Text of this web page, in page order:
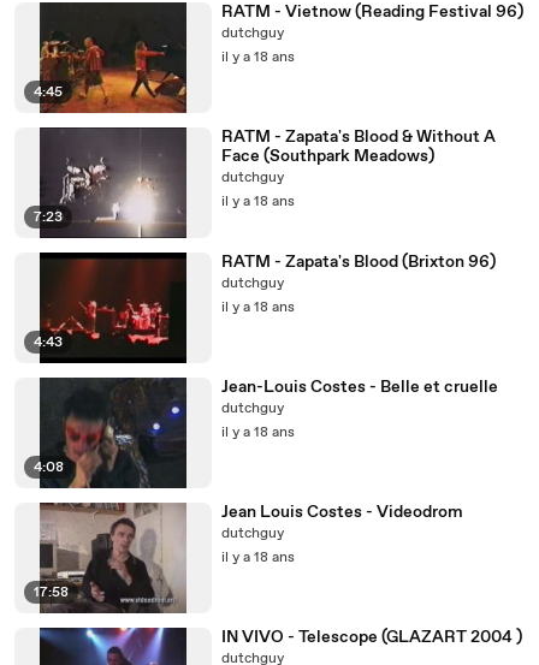
4:45
RATM - Vietnow (Reading Festival 96)
dutchguy
il y a 18 ans
7:23
RATM - Zapata's Blood & Without A
Face (Southpark Meadows)
dutchguy
il y a 18 ans
4:43
RATM - Zapata's Blood (Brixton 96)
dutchguy
il y a 18 ans
4:08
Jean-Louis Costes - Belle et cruelle
dutchguy
il y a 18 ans
17:58
Jean Louis Costes - Videodrom
dutchguy
il y a 18 ans
IN VIVO - Telescope (GLAZART 2004 )
dutchguy